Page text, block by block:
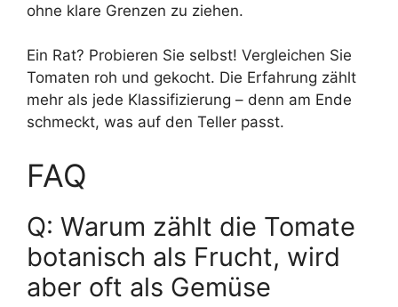
ohne klare Grenzen zu ziehen.
Ein Rat? Probieren Sie selbst! Vergleichen Sie
Tomaten roh und gekocht. Die Erfahrung zählt
mehr als jede Klassifizierung – denn am Ende
schmeckt, was auf den Teller passt.
FAQ
Q: Warum zählt die Tomate
botanisch als Frucht, wird
aber oft als Gemüse